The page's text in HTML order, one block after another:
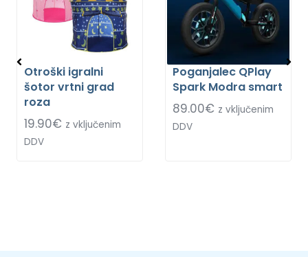
Otroški igralni
šotor vrtni grad
roza
19.90€ z vključenim
DDV
Poganjalec QPlay
Spark Modra smart
89.00€ z vključenim
DDV